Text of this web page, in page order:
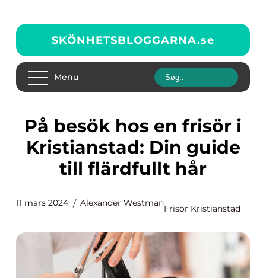
SKÖNHETSBLOGGARNA.se
Menu
På besök hos en frisör i
Kristianstad: Din guide
till flärdfullt hår
11 mars 2024 Alexander Westman
Frisör Kristianstad